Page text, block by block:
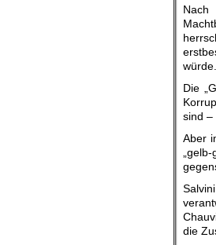
würde.
Die
sind –
Aber
die